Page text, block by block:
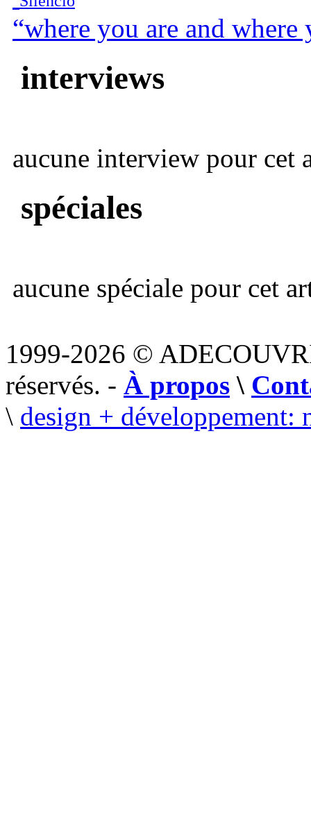
“where you are and where
interviews
aucune interview pour cet
spéciales
aucune spéciale pour cet
1999-2026 ©
réservés. - À propos \
\ design + développement: